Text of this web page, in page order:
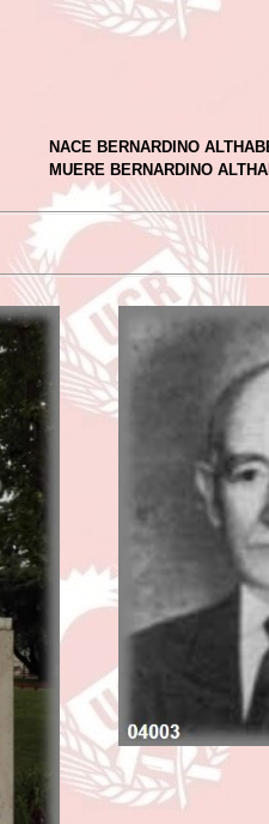
NACE BERNARDINO
MUERE BERNARDINO